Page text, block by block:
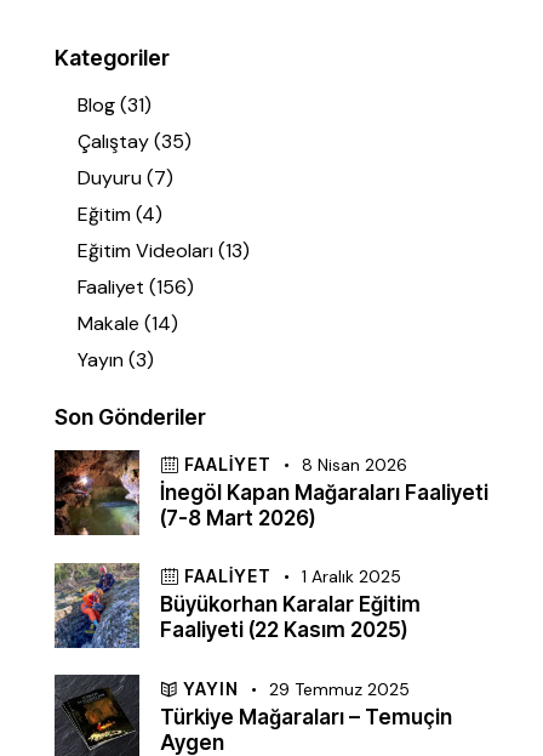
Kategoriler
Blog(31)
Çalıştay(35)
Duyuru(7)
Eğitim(4)
Eğitim Videoları(13)
Faaliyet (156)
Makale (14)
Yayın(3)
Son Gönderiler
FAALIYET 8 Nisan 2026
İnegöl Kapan Mağaraları Faaliyeti
(7-8 Mart 2026)
FAALIYET 1 Aralık 2025
Büyükorhan Karalar Eğitim
Faaliyeti (22 Kasım 2025)
YAYIN 29 Temmuz 2025
Türkiye Mağaraları – Temuçin
Aygen